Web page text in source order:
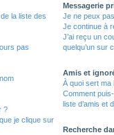
la liste des
pas
?
je clique sur
Messagerie
Je ne peux
Je continue à
J’ai reçu un
quelqu’un sur
Amis et
À quoi sert ma
Comment
liste d’amis et
Recherche